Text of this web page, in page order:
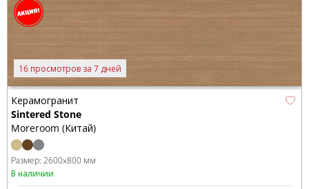
16 просмотров за 7 дней
Керамогранит
Sintered Stone
Moreroom (Китай)
Размер: 2600x800 мм
В наличии